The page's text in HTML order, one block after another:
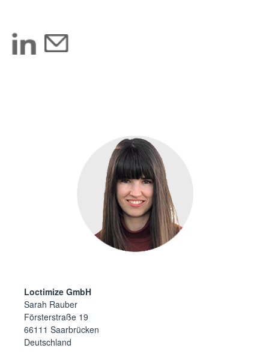
Loctimize GmbH
Sarah Rauber
Försterstraße 19
66111 Saarbrücken
Deutschland